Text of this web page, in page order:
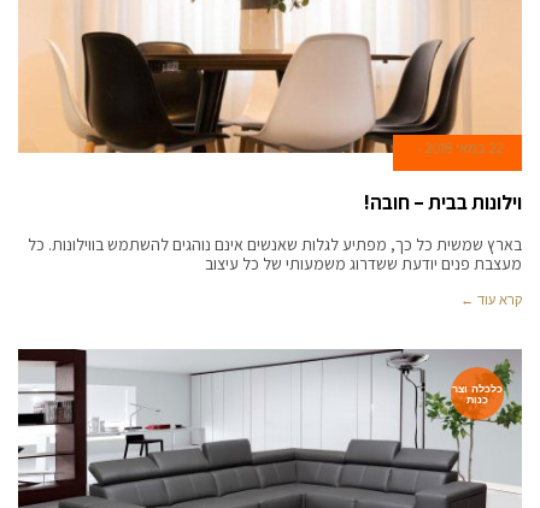
22 במאי 2018
וילונות בבית – חובה!
בארץ שמשית כל כך, מפתיע לגלות שאנשים אינם נוהגים להשתמש בווילונות. כל
מעצבת פנים יודעת ששדרוג משמעותי של כל עיצוב
קרא עוד ←
כלכלה וצר
כנות